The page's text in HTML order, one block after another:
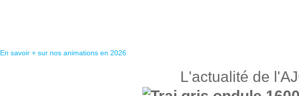
En savoir + sur nos animations en 2026
L'actualité de